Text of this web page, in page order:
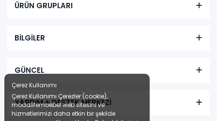
ÜRÜN GRUPLARI
BİLGİLER
GÜNCEL
YARDIM + DESTEK MERKEZİ
Çerez Kullanımı
Çerez Kullanımı Çerezler (cookie),
modalifemoebel web sitesini ve
hizmetlerimizi daha etkin bir şekilde